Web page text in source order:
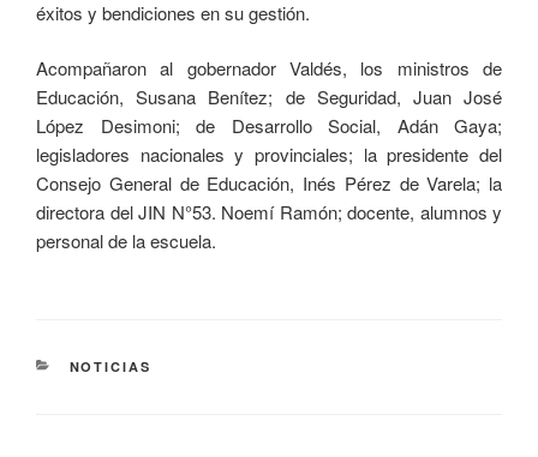
éxitos y bendiciones en su gestión.
Acompañaron al gobernador Valdés, los ministros de
Educación, Susana Benítez; de Seguridad, Juan José
López Desimoni; de Desarrollo Social, Adán Gaya;
legisladores nacionales y provinciales; la presidente del
Consejo General de Educación, Inés Pérez de Varela; la
directora del JIN N°53. Noemí Ramón; docente, alumnos y
personal de la escuela.
NOTICIAS